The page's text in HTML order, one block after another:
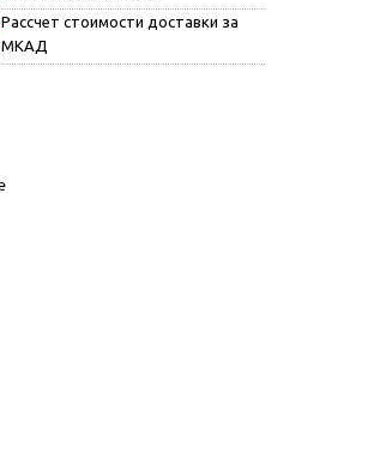
Рассчет стоимости доставки за
МКАД